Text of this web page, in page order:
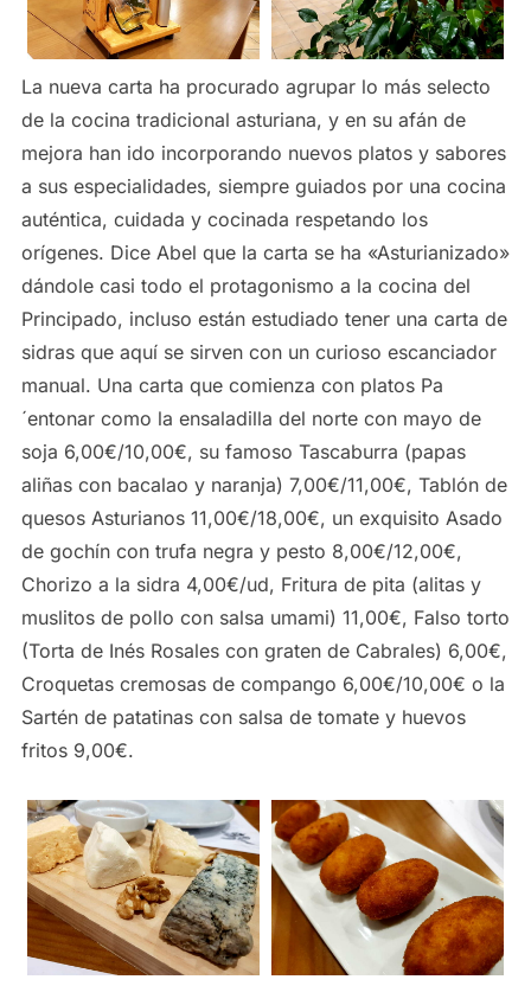
La nueva carta ha procurado agrupar lo más selecto
de la cocina tradicional asturiana, y en su afán de
mejora han ido incorporando nuevos platos y sabores
a sus especialidades, siempre guiados por una cocina
auténtica, cuidada y cocinada respetando los
orígenes. Dice Abel que la carta se ha «Asturianizado»
dándole casi todo el protagonismo a la cocina del
Principado, incluso están estudiado tener una carta de
sidras que aquí se sirven con un curioso escanciador
manual. Una carta que comienza con platos Pa
´entonar como la ensaladilla del norte con mayo de
soja 6,00€/10,00€, su famoso Tascaburra (papas
aliñas con bacalao y naranja) 7,00€/11,00€, Tablón de
quesos Asturianos 11,00€/18,00€, un exquisito Asado
de gochín con trufa negra y pesto 8,00€/12,00€,
Chorizo a la sidra 4,00€/ud, Fritura de pita (alitas y
muslitos de pollo con salsa umami) 11,00€, Falso torto
(Torta de Inés Rosales con graten de Cabrales) 6,00€,
Croquetas cremosas de compango 6,00€/10,00€ o la
Sartén de patatinas con salsa de tomate y huevos
fritos 9,00€.